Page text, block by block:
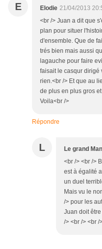
E Elodie 21/04/2013
<br /> Juan a dit que
plan pour situer
d'ensemble. Que de
trés bien mais aussi
lagauche pour faire
faisait le casqur dirigé
rien.<br /> Et que au
de plus en plus gros
Voila<br />
Répondre
L Le grand
<br /> <br />
est à égalité
un duel
Mais vu le
/> pour les
Juan doit
/> <br /> <br /